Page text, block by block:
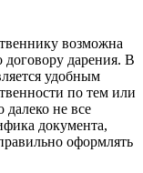
возможна
дарения. В
удобным
по тем или
не все
документа,
оформлять